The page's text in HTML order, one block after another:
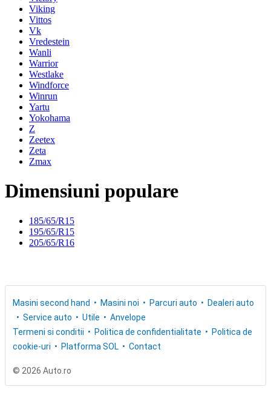
Viking
Vittos
Vk
Vredestein
Wanli
Warrior
Westlake
Windforce
Winrun
Yartu
Yokohama
Z
Zeetex
Zeta
Zmax
Dimensiuni populare
185/65/R15
195/65/R15
205/65/R16
Masini second hand Masini noi Parcuri auto
Dealeri auto
Service auto
Utile
Anvelope
Termeni si conditii
Politica de confidentialitate
Politica de
cookie-uri
Platforma SOL Contact
© 2026 Auto.ro